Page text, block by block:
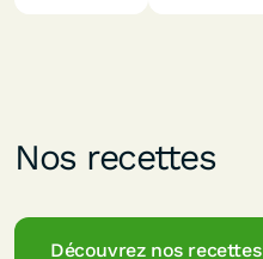
Nos recettes
Découvrez nos recettes